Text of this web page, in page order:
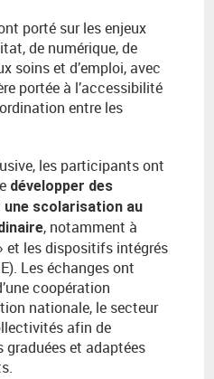
porté sur les enjeux
de numérique, de
soins et d’emploi, avec
portée à l’accessibilité
entre les
les participants ont
développer des
scolarisation au
, notamment à
et les dispositifs intégrés
Les échanges ont
coopération
nationale, le secteur
afin de
graduées et adaptées